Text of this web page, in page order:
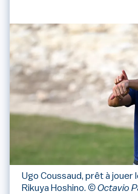
Ugo Coussaud, prêt à jouer
Rikuya Hoshino. © Octavio